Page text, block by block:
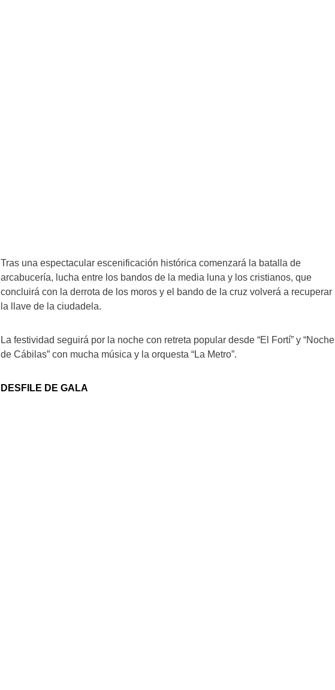
Tras una espectacular escenificación histórica comenzará la batalla de
arcabucería, lucha entre los bandos de la media luna y los cristianos, que
concluirá con la derrota de los moros y el bando de la cruz volverá a recuperar
la llave de la ciudadela.
La festividad seguirá por la noche con retreta popular desde “El Fortí” y “Noche
de Cábilas” con mucha música y la orquesta “La Metro”.
DESFILE DE GALA